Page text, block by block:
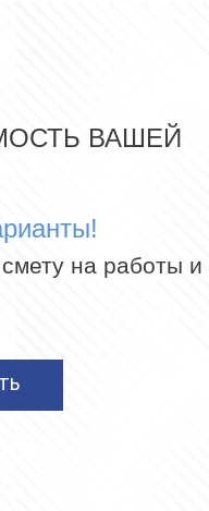
ВАШЕЙ
на работы и